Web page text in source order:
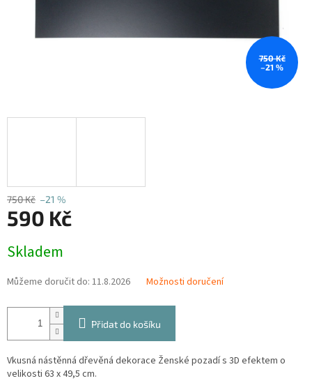
750 Kč
–21 %
750 Kč –21 %
590 Kč
cena:
Skladem
Můžeme doručit do: 11.8.2026 Možnosti doručení
Přidat do košíku
Vkusná nástěnná dřevěná dekorace Ženské pozadí s 3D efektem o
velikosti 63 x 49,5 cm.